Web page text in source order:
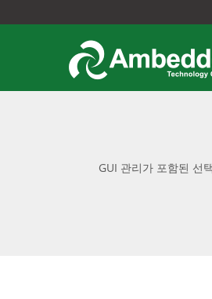
GUI 관리가 포함된 선
웨어 및 사용